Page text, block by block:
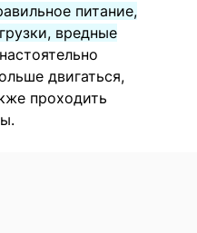
питание,
вредные
двигаться,
проходить